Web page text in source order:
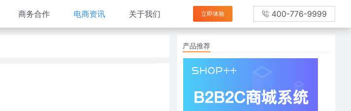
商务合作 电商资讯 关于我们 立即体验 400-776-9999
产品推荐